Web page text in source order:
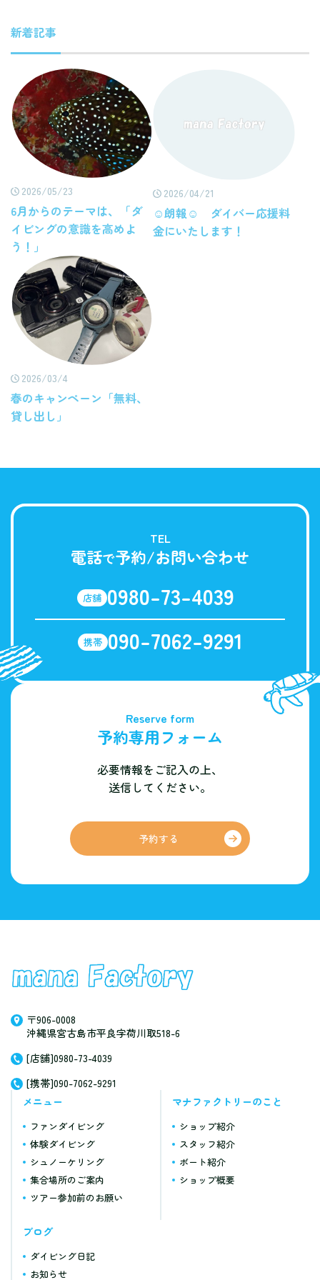
新着記事
2026/05/23
6月からのテーマは、「ダ
イビングの意識を高めよ
う！」
2026/04/21
☺朗報☺ ダイバー応援料
金にいたします！
2026/03/4
春のキャンペーン「無料、
貸し出し」
TEL
電話で予約/お問い合わせ
店舗 0980-73-4039
携帯 090-7062-9291
Reserve form
予約専用フォーム
必要情報をご記入の上、
送信してください。
予約する
〒906-0008
沖縄県宮古島市平良字荷川取518-6
[店舗]0980-73-4039
[携帯]090-7062-9291
メニュー
ファンダイビング
体験ダイビング
シュノーケリング
集合場所のご案内
ツアー参加前のお願い
マナファクトリーのこと
ショップ紹介
スタッフ紹介
ボート紹介
ショップ概要
ブログ
ダイビング日記
お知らせ